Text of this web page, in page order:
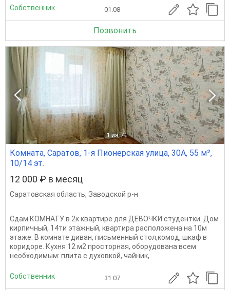
Собственник 01.08
Позвонить
1 из 7
Комната, Саратов, 1-я Пионерская улица, 30А, 55 м²,
10/14 эт.
12 000 ₽ в месяц
Саратовская область, Заводской р-н
Сдам КОМНАТУ в 2к квартире для ДЕВОЧКИ студентки. Дом
кирпичный, 14ти этажный, квартира расположена на 10м
этаже. В комнате диван, письменный стол,комод, шкаф в
коридоре. Кухня 12 м2 просторная, оборудована всем
необходимым: плита с духовкой, чайник,...
Собственник 31.07